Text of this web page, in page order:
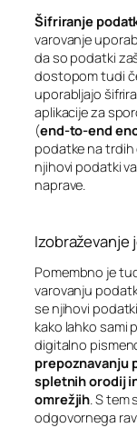
Šifriranje
varovanje
da so podatki
dostopom tudi
uporabljajo
aplikacije za
(end-to-end
podatke na trdih
njihovi podatki
naprave.
Izobraževanje
Pomembno je
varovanju
se njihovi
kako lahko sami
digitalno
prepoznavanju
spletnih orodij
omrežjih. S tem
odgovornega